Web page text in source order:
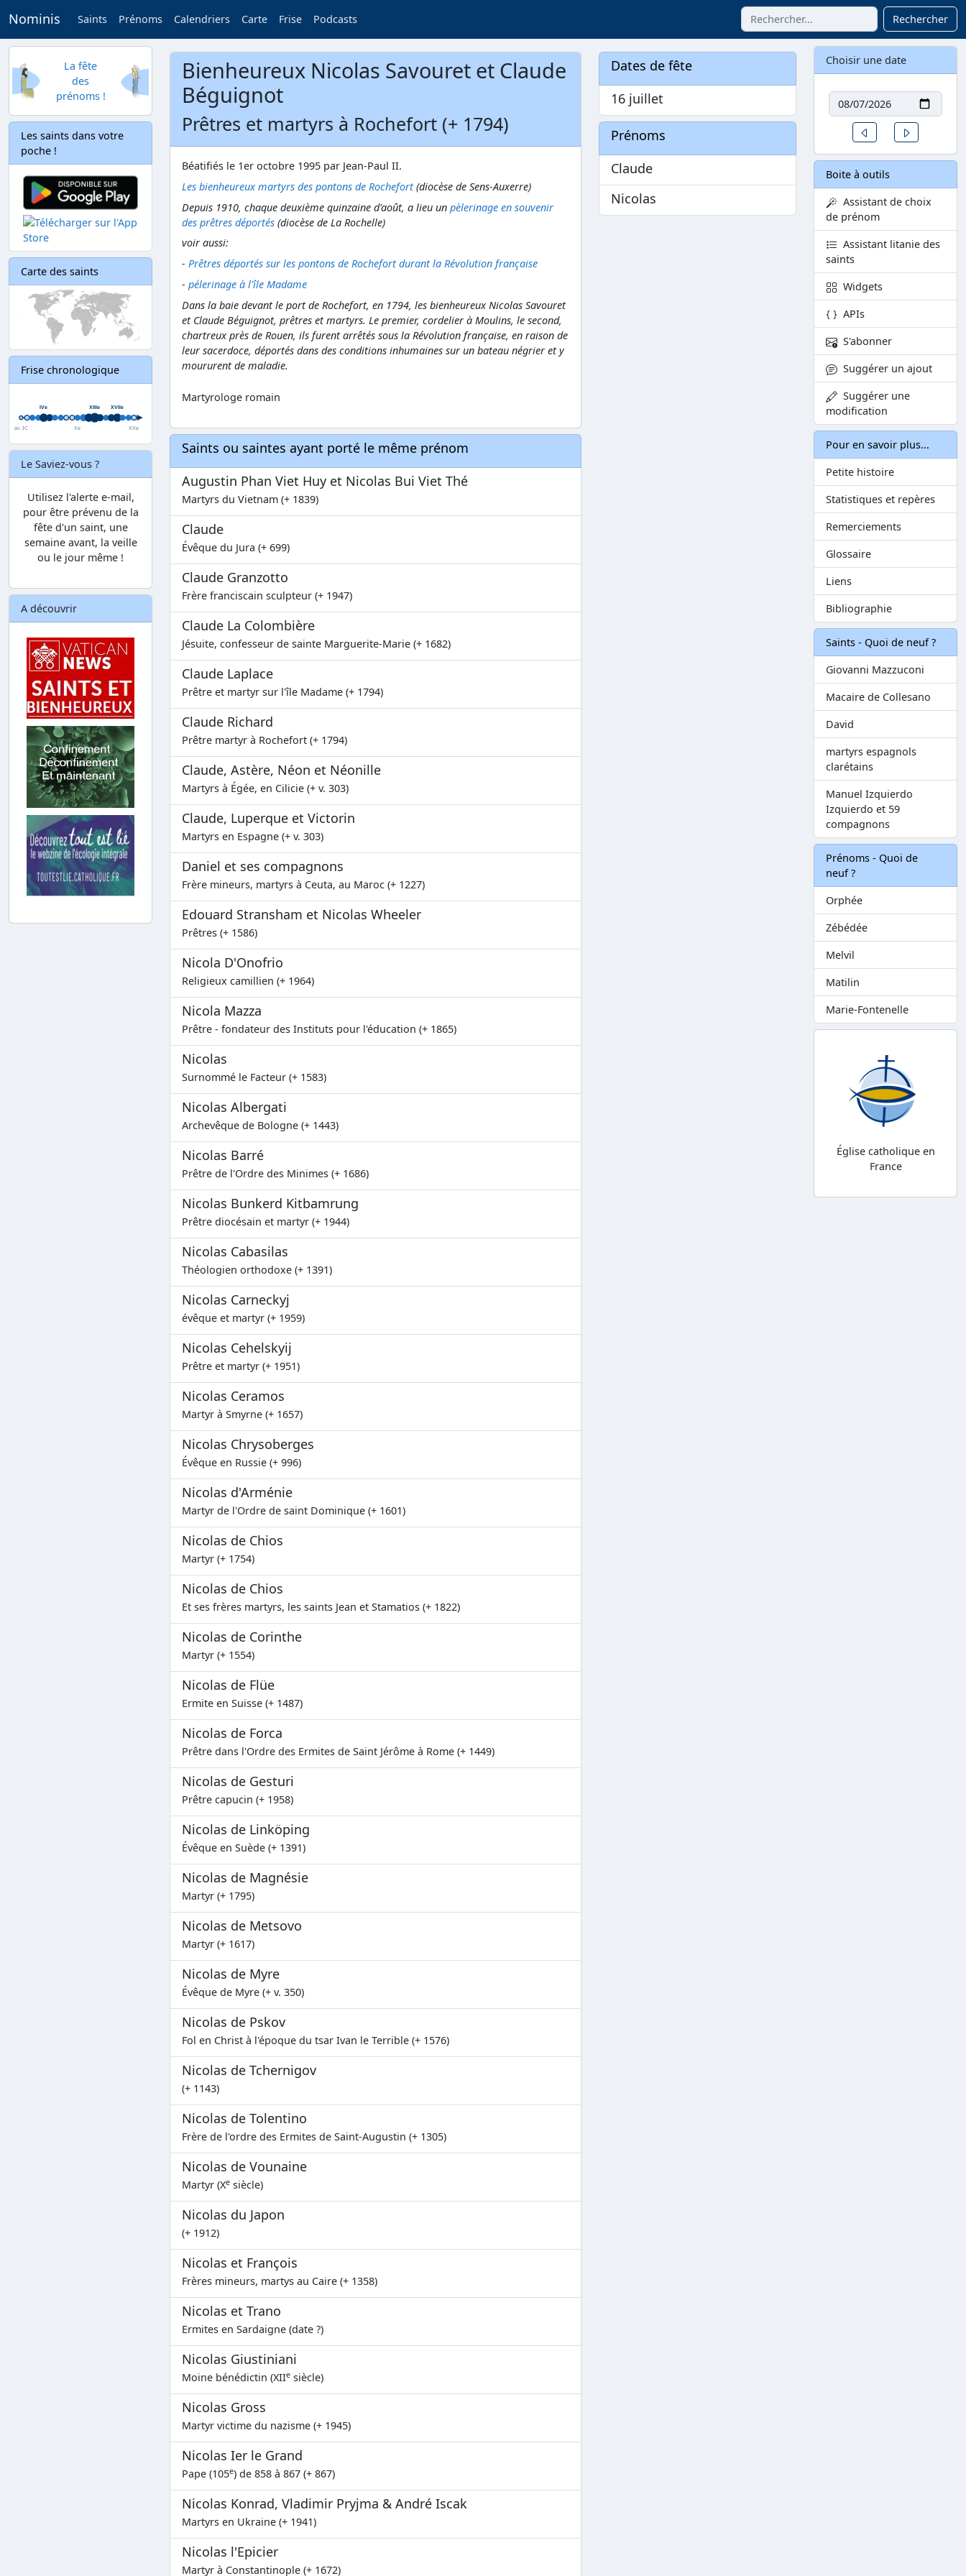
Nominis Saints Prénoms Calendriers Carte Frise Podcasts Rechercher
La fête
des
prénoms !
Les saints dans votre
poche !
Carte des saints
Frise chronologique
Le Saviez-vous ?
Utilisez l'alerte e-mail,
pour être prévenu de la
fête d'un saint, une
semaine avant, la veille
ou le jour même !
A découvrir
Bienheureux Nicolas Savouret et Claude
Béguignot
Prêtres et martyrs à Rochefort (+ 1794)
Béatifiés le 1er octobre 1995 par Jean-Paul II.
Les bienheureux martyrs des pontons de Rochefort(diocèse de Sens-Auxerre)
Depuis 1910, chaque deuxième quinzaine d'août, a lieu un pèlerinage en souvenir
des prêtres déportés (diocèse de La Rochelle)
voir aussi:
- Prêtres déportés sur les pontons de Rochefort durant la Révolution française
- pélerinage à l'île Madame
Dans la baie devant le port de Rochefort, en 1794, les bienheureux Nicolas Savouret
et Claude Béguignot, prêtres et martyrs. Le premier, cordelier à Moulins, le second,
chartreux près de Rouen, ils furent arrêtés sous la Révolution française, en raison de
leur sacerdoce, déportés dans des conditions inhumaines sur un bateau négrier et y
moururent de maladie.
Martyrologe romain
Saints ou saintes ayant porté le même prénom
Augustin Phan Viet Huy et Nicolas Bui Viet Thé
Martyrs du Vietnam (+ 1839)
Claude
Évêque du Jura (+ 699)
Claude Granzotto
Frère franciscain sculpteur (+ 1947)
Claude La Colombière
Jésuite, confesseur de sainte Marguerite-Marie (+ 1682)
Claude Laplace
Prêtre et martyr sur l'île Madame (+ 1794)
Claude Richard
Prêtre martyr à Rochefort (+ 1794)
Claude, Astère, Néon et Néonille
Martyrs à Égée, en Cilicie (+ v. 303)
Claude, Luperque et Victorin
Martyrs en Espagne (+ v. 303)
Daniel et ses compagnons
Frère mineurs, martyrs à Ceuta, au Maroc (+ 1227)
Edouard Stransham et Nicolas Wheeler
Prêtres (+ 1586)
Nicola D'Onofrio
Religieux camillien (+ 1964)
Nicola Mazza
Prêtre - fondateur des Instituts pour l'éducation (+ 1865)
Nicolas
Surnommé le Facteur (+ 1583)
Nicolas Albergati
Archevêque de Bologne (+ 1443)
Nicolas Barré
Prêtre de l'Ordre des Minimes (+ 1686)
Nicolas Bunkerd Kitbamrung
Prêtre diocésain et martyr (+ 1944)
Nicolas Cabasilas
Théologien orthodoxe (+ 1391)
Nicolas Carneckyj
évêque et martyr (+ 1959)
Nicolas Cehelskyij
Prêtre et martyr (+ 1951)
Nicolas Ceramos
Martyr à Smyrne (+ 1657)
Nicolas Chrysoberges
Évêque en Russie (+ 996)
Nicolas d'Arménie
Martyr de l'Ordre de saint Dominique (+ 1601)
Nicolas de Chios
Martyr (+ 1754)
Nicolas de Chios
Et ses frères martyrs, les saints Jean et Stamatios (+ 1822)
Nicolas de Corinthe
Martyr (+ 1554)
Nicolas de Flüe
Ermite en Suisse (+ 1487)
Nicolas de Forca
Prêtre dans l'Ordre des Ermites de Saint Jérôme à Rome (+ 1449)
Nicolas de Gesturi
Prêtre capucin (+ 1958)
Nicolas de Linköping
Évêque en Suède (+ 1391)
Nicolas de Magnésie
Martyr (+ 1795)
Nicolas de Metsovo
Martyr (+ 1617)
Nicolas de Myre
Évêque de Myre (+ v. 350)
Nicolas de Pskov
Fol en Christ à l'époque du tsar Ivan le Terrible (+ 1576)
Nicolas de Tchernigov
(+ 1143)
Nicolas de Tolentino
Frère de l'ordre des Ermites de Saint-Augustin (+ 1305)
Nicolas de Vounaine
Martyr (Xe siècle)
Nicolas du Japon
(+ 1912)
Nicolas et François
Frères mineurs, martys au Caire (+ 1358)
Nicolas et Trano
Ermites en Sardaigne (date ?)
Nicolas Giustiniani
Moine bénédictin (XIIe siècle)
Nicolas Gross
Martyr victime du nazisme (+ 1945)
Nicolas Ier le Grand
Pape (105e) de 858 à 867 (+ 867)
Nicolas Konrad, Vladimir Pryjma & André Iscak
Martyrs en Ukraine (+ 1941)
Nicolas l'Epicier
Martyr à Constantinople (+ 1672)
Dates de fête
16 juillet
Prénoms
Claude
Nicolas
Choisir une date
Date
Un jour avant
Boite à outils
Assistant de choix
de prénom
Assistant litanie des
saints
Widgets
APIs
S'abonner
Suggérer un ajout
Suggérer une
modification
Pour en savoir plus...
Petite histoire
Statistiques et repères
Remerciements
Glossaire
Liens
Bibliographie
Saints - Quoi de neuf ?
Giovanni Mazzuconi
Macaire de Collesano
David
martyrs espagnols
clarétains
Manuel Izquierdo
Izquierdo et 59
compagnons
Prénoms - Quoi de
neuf ?
Orphée
Zébédée
Melvil
Matilin
Marie-Fontenelle
Église catholique en
France